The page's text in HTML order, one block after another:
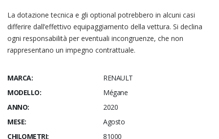
La dotazione tecnica e gli optional potrebbero in alcuni casi
differire dall’effettivo equipaggiamento della vettura. Si declina
ogni responsabilità per eventuali incongruenze, che non
rappresentano un impegno contrattuale.
MARCA:
RENAULT
MODELLO:
Mégane
ANNO:
2020
MESE:
Agosto
CHILOMETRI:
81000